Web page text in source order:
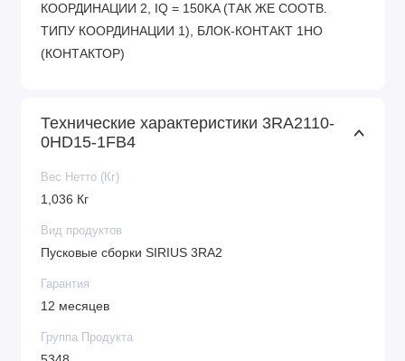
КООРДИНАЦИИ 2, IQ = 150KA (ТАК ЖЕ СООТВ.
ТИПУ КООРДИНАЦИИ 1), БЛОК-КОНТАКТ 1НО
(КОНТАКТОР)
Технические характеристики 3RA2110-
0HD15-1FB4
Вес Нетто (Кг)
1,036 Кг
Вид продуктов
Пусковые сборки SIRIUS 3RA2
Гарантия
12 месяцев
Группа Продукта